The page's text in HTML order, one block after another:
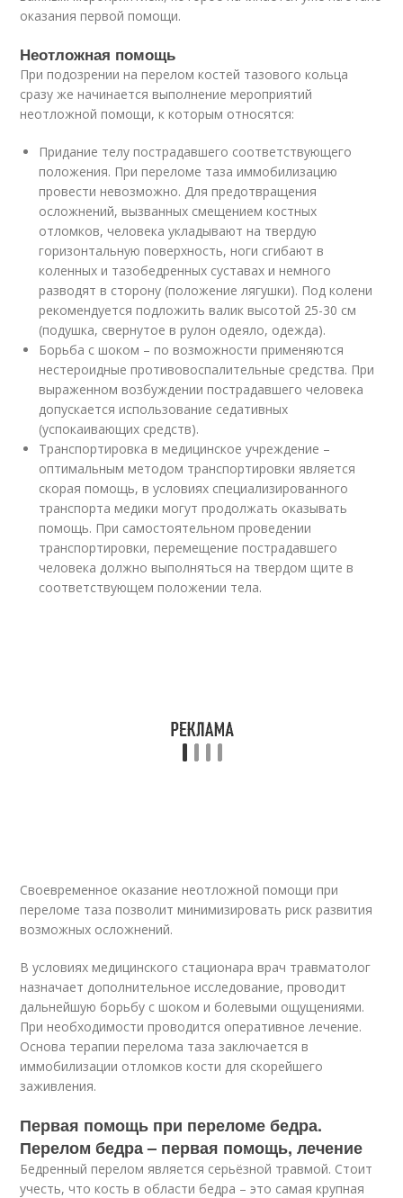
оказания первой помощи.
Неотложная помощь
При подозрении на перелом костей тазового кольца
сразу же начинается выполнение мероприятий
неотложной помощи, к которым относятся:
Придание телу пострадавшего соответствующего
положения. При переломе таза иммобилизацию
провести невозможно. Для предотвращения
осложнений, вызванных смещением костных
отломков, человека укладывают на твердую
горизонтальную поверхность, ноги сгибают в
коленных и тазобедренных суставах и немного
разводят в сторону (положение лягушки). Под колени
рекомендуется подложить валик высотой 25-30 см
(подушка, свернутое в рулон одеяло, одежда).
Борьба с шоком – по возможности применяются
нестероидные противовоспалительные средства. При
выраженном возбуждении пострадавшего человека
допускается использование седативных
(успокаивающих средств).
Транспортировка в медицинское учреждение –
оптимальным методом транспортировки является
скорая помощь, в условиях специализированного
транспорта медики могут продолжать оказывать
помощь. При самостоятельном проведении
транспортировки, перемещение пострадавшего
человека должно выполняться на твердом щите в
соответствующем положении тела.
Своевременное оказание неотложной помощи при
переломе таза позволит минимизировать риск развития
возможных осложнений.
В условиях медицинского стационара врач травматолог
назначает дополнительное исследование, проводит
дальнейшую борьбу с шоком и болевыми ощущениями.
При необходимости проводится оперативное лечение.
Основа терапии перелома таза заключается в
иммобилизации отломков кости для скорейшего
заживления.
Первая помощь при переломе бедра.
Перелом бедра – первая помощь, лечение
Бедренный перелом является серьёзной травмой. Стоит
учесть, что кость в области бедра – это самая крупная